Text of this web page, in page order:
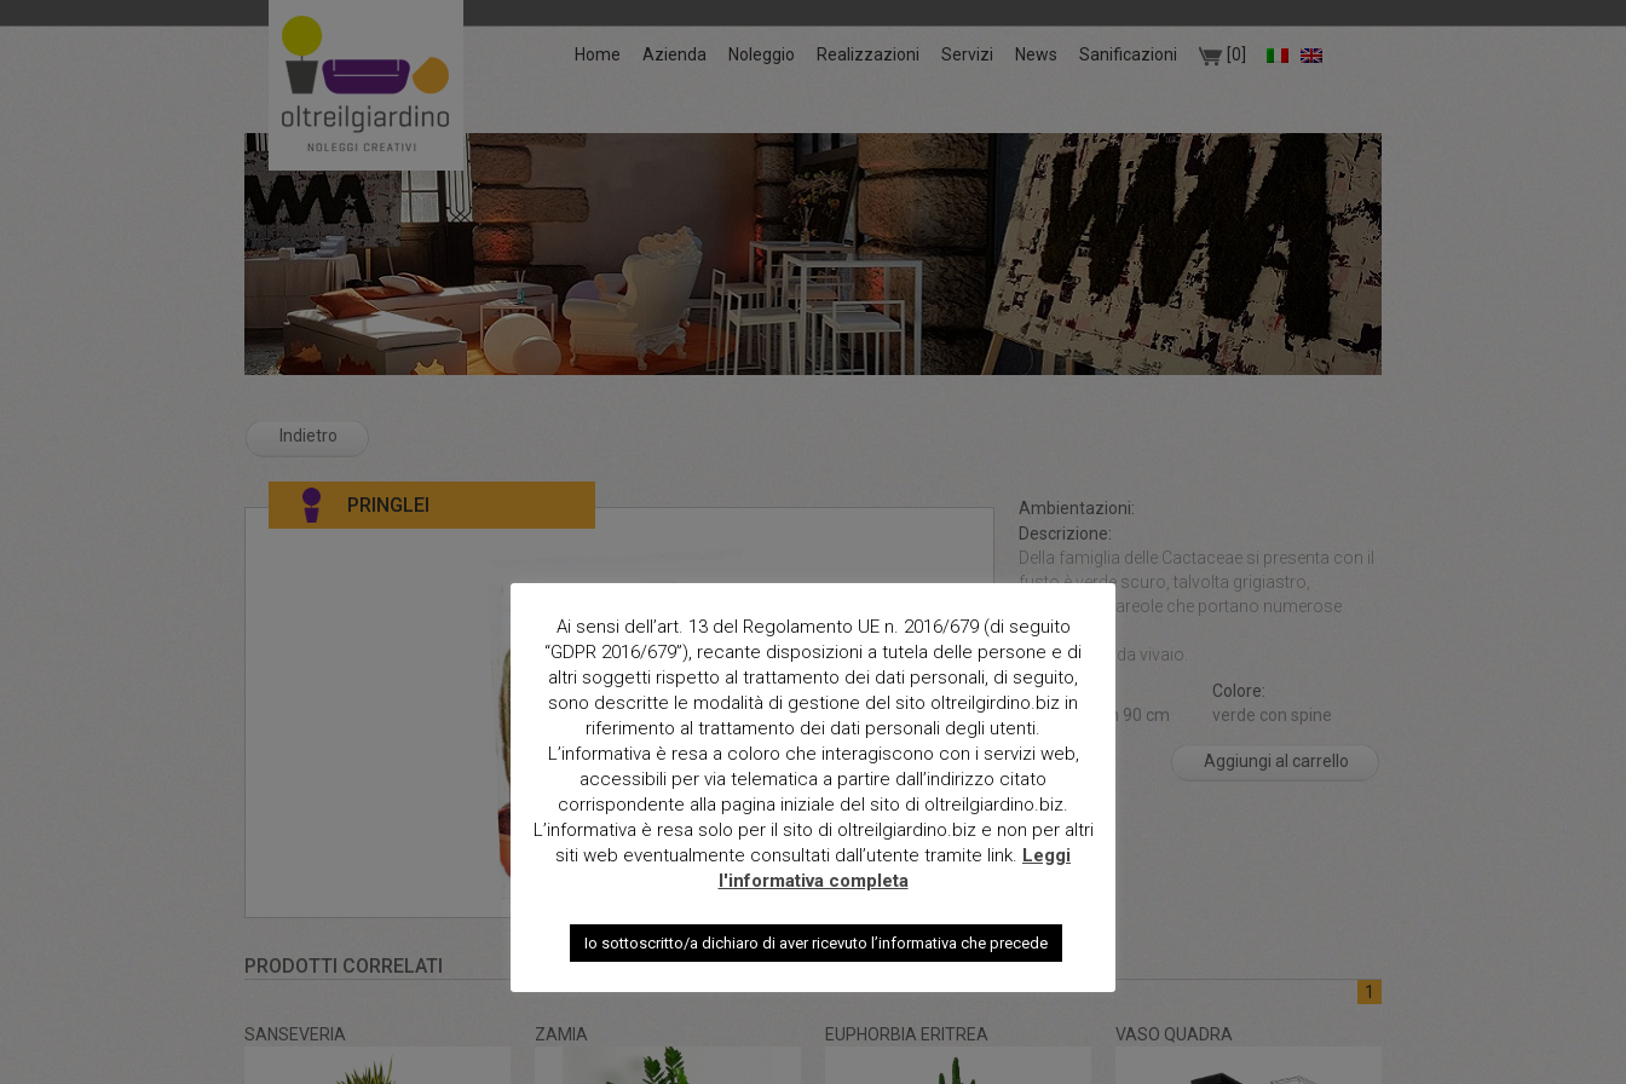
Home Azienda Noleggio Realizzazioni Servizi News Sanificazioni [0]
Indietro
PRINGLEI
Ambientazioni:
Descrizione:
Della famiglia delle Cactaceae si presenta con il
fusto è verde scuro, talvolta grigiastro,
ricoperto da areole che portano numerose
spine grigie.
In vaso nero da vivaio.
Dimensioni:
a partire da h 90 cm
Colore:
verde con spine
Qt. Aggiungi al carrello
PRODOTTI CORRELATI
1
SANSEVERIA ZAMIA EUPHORBIA ERITREA VASO QUADRA
Ai sensi dell’art. 13 del Regolamento UE n. 2016/679 (di seguito
“GDPR 2016/679”), recante disposizioni a tutela delle persone e di
altri soggetti rispetto al trattamento dei dati personali, di seguito,
sono descritte le modalità di gestione del sito oltreilgirdino.biz in
riferimento al trattamento dei dati personali degli utenti.
L’informativa è resa a coloro che interagiscono con i servizi web,
accessibili per via telematica a partire dall’indirizzo citato
corrispondente alla pagina iniziale del sito di oltreilgiardino.biz.
L’informativa è resa solo per il sito di oltreilgiardino.biz e non per altri
siti web eventualmente consultati dall’utente tramite link. Leggi
l'informativa completa
Io sottoscritto/a dichiaro di aver ricevuto l’informativa che precede